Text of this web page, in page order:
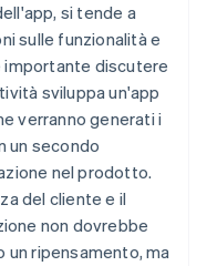
si tende a
sulle funzionalità e
importante discutere
sviluppa un'app
verranno generati i
un secondo
nel prodotto.
del cliente e il
non dovrebbe
ripensamento, ma